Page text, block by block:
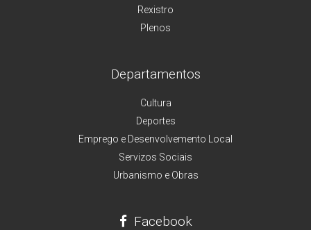
Rexistro
Plenos
Departamentos
Cultura
Deportes
Emprego e Desenvolvemento Local
Servizos Sociais
Urbanismo e Obras
Facebook